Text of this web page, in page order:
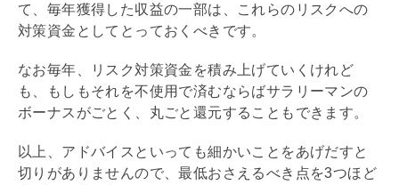
て、毎年獲得した収益の一部は、これらのリスクへの
対策資金としてとっておくべきです。
なお毎年、リスク対策資金を積み上げていくけれど
も、もしもそれを不使用で済むならばサラリーマンの
ボーナスがごとく、丸ごと還元することもできます。
以上、アドバイスといっても細かいことをあげだすと
切りがありませんので、最低おさえるべき点を3つほど